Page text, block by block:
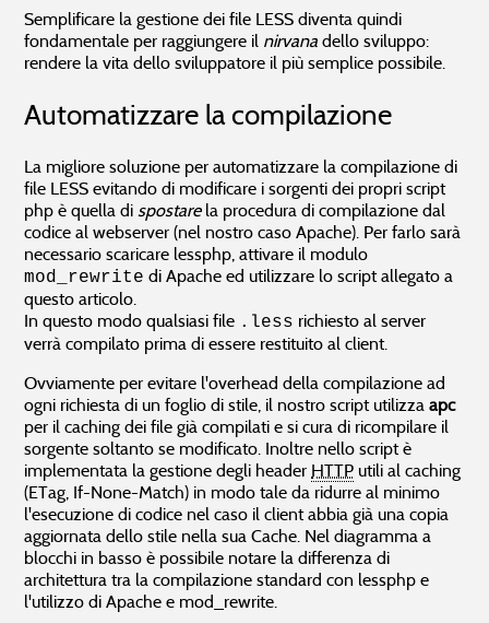
Semplificare la gestione dei file LESS diventa quindi
fondamentale per raggiungere il nirvana dello sviluppo:
rendere la vita dello sviluppatore il più semplice possibile.
Automatizzare la compilazione
La migliore soluzione per automatizzare la compilazione di
file LESS evitando di modificare i sorgenti dei propri script
php è quella di spostarela procedura di compilazione dal
codice al webserver (nel nostro caso Apache). Per farlo sarà
necessario scaricare lessphp, attivare il modulo
mod_rewrite di Apache ed utilizzare lo script allegato a
questo articolo.
In questo modo qualsiasi file .less richiesto al server
verrà compilato prima di essere restituito al client.
Ovviamente per evitare l'overhead della compilazione ad
ogni richiesta di un foglio di stile, il nostro script utilizzaapc
per il caching dei file già compilati e si cura di ricompilare il
sorgente soltanto se modificato. Inoltre nello script è
implementata la gestione degli header HTTP utili al caching
(ETag, If-None-Match) in modo tale da ridurre al minimo
l'esecuzione di codice nel caso il client abbia già una copia
aggiornata dello stile nella sua Cache. Nel diagramma a
blocchi in basso è possibile notare la differenza di
architettura tra la compilazione standard con lessphp e
l'utilizzo di Apache e mod_rewrite.